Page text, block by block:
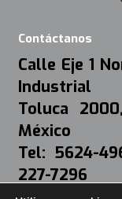
Contáctanos
Calle Eje 1
Industrial
Toluca
México
Tel: 5624-
227-7296